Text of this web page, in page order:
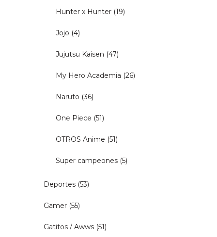
Hunter x Hunter (19)
Jojo (4)
Jujutsu Kaisen (47)
My Hero Academia (26)
Naruto (36)
One Piece (51)
OTROS Anime (51)
Super campeones (5)
Deportes (53)
Gamer (55)
Gatitos / Awws (51)